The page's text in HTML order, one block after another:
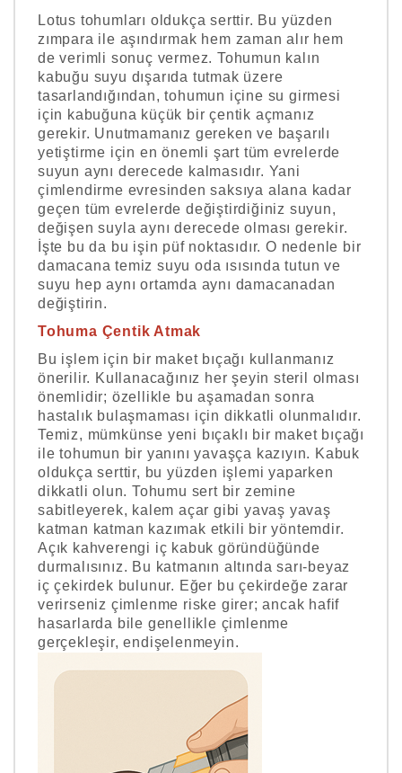
Lotus tohumları oldukça serttir. Bu yüzden
zımpara ile aşındırmak hem zaman alır hem
de verimli sonuç vermez. Tohumun kalın
kabuğu suyu dışarıda tutmak üzere
tasarlandığından, tohumun içine su girmesi
için kabuğuna küçük bir çentik açmanız
gerekir. Unutmamanız gereken ve başarılı
yetiştirme için en önemli şart tüm evrelerde
suyun aynı derecede kalmasıdır. Yani
çimlendirme evresinden saksıya alana kadar
geçen tüm evrelerde değiştirdiğiniz suyun,
değişen suyla aynı derecede olması gerekir.
İşte bu da bu işin püf noktasıdır. O nedenle bir
damacana temiz suyu oda ısısında tutun ve
suyu hep aynı ortamda aynı damacanadan
değiştirin.
Tohuma Çentik Atmak
Bu işlem için bir maket bıçağı kullanmanız
önerilir. Kullanacağınız her şeyin steril olması
önemlidir; özellikle bu aşamadan sonra
hastalık bulaşmaması için dikkatli olunmalıdır.
Temiz, mümkünse yeni bıçaklı bir maket bıçağı
ile tohumun bir yanını yavaşça kazıyın. Kabuk
oldukça serttir, bu yüzden işlemi yaparken
dikkatli olun. Tohumu sert bir zemine
sabitleyerek, kalem açar gibi yavaş yavaş
katman katman kazımak etkili bir yöntemdir.
Açık kahverengi iç kabuk göründüğünde
durmalısınız. Bu katmanın altında sarı-beyaz
iç çekirdek bulunur. Eğer bu çekirdeğe zarar
verirseniz çimlenme riske girer; ancak hafif
hasarlarda bile genellikle çimlenme
gerçekleşir, endişelenmeyin.